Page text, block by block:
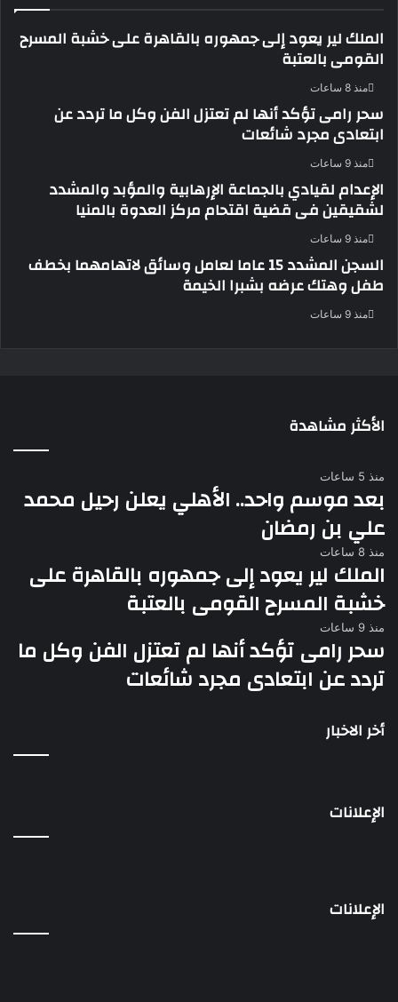
الملك لير يعود إلى جمهوره بالقاهرة على خشبة المسرح
القومى بالعتبة
منذ 8 ساعات
سحر رامى تؤكد أنها لم تعتزل الفن وكل ما تردد عن
ابتعادى مجرد شائعات
منذ 9 ساعات
الإعدام لقيادي بالجماعة الإرهابية والمؤبد والمشدد
لشقيقين فى قضية اقتحام مركز العدوة بالمنيا
منذ 9 ساعات
السجن المشدد 15 عاما لعامل وسائق لاتهامهما بخطف
طفل وهتك عرضه بشبرا الخيمة
منذ 9 ساعات
الأكثر مشاهدة
منذ 5 ساعات
بعد موسم واحد.. الأهلي يعلن رحيل محمد
علي بن رمضان
منذ 8 ساعات
الملك لير يعود إلى جمهوره بالقاهرة على
خشبة المسرح القومى بالعتبة
منذ 9 ساعات
سحر رامى تؤكد أنها لم تعتزل الفن وكل ما
تردد عن ابتعادى مجرد شائعات
أخر الاخبار
الإعلانات
الإعلانات